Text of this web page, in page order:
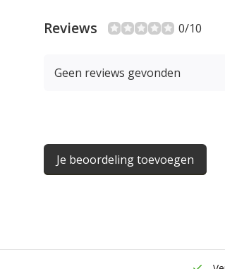
Reviews 0/10
Geen reviews gevonden
Je beoordeling toevoegen